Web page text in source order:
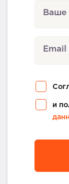
Ваше
Email
и